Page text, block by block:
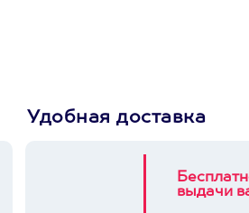
Удобная доставка
выдачи